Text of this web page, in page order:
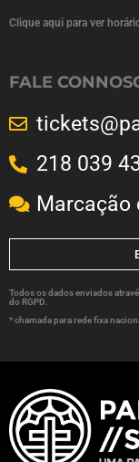
Clique aqui para ver
FALE
218 039
Marcação
Todos os dados enviados
do RGPD.
* chamada para rede fixa